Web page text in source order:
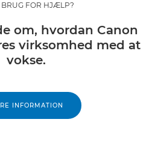
BRUG FOR HJÆLP?
om, hvordan Canon
virksomhed med at
vokse.
INFORMATION